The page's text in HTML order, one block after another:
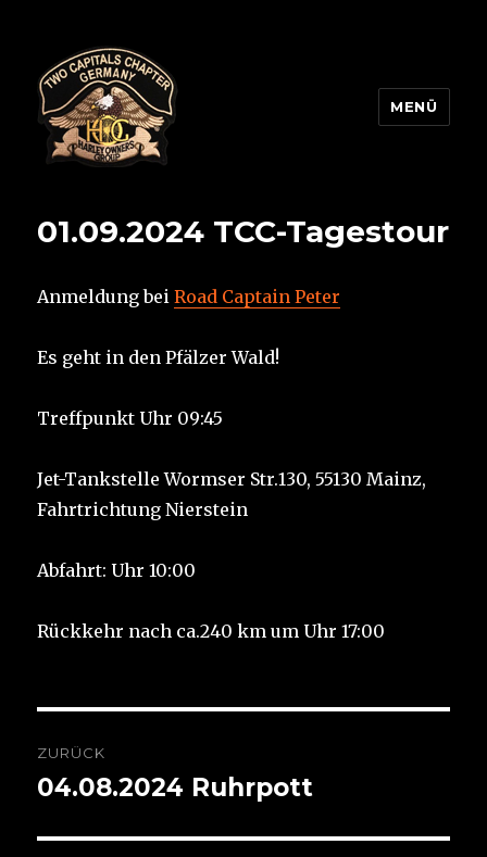
MENÜ
01.09.2024 TCC-Tagestour
Anmeldung beiRoad Captain Peter
Es geht in den Pfälzer Wald!
Treffpunkt Uhr 09:45
Jet-Tankstelle Wormser Str.130, 55130 Mainz,
Fahrtrichtung Nierstein
Abfahrt: Uhr 10:00
Rückkehr nach ca.240 km um Uhr 17:00
ZURÜCK
Vorheriger
04.08.2024 Ruhrpott